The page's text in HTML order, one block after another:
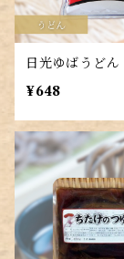
日光ゆばうどん
¥648